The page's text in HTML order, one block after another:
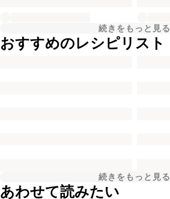
続きをもっと見る
おすすめのレシピリスト
続きをもっと見る
あわせて読みたい